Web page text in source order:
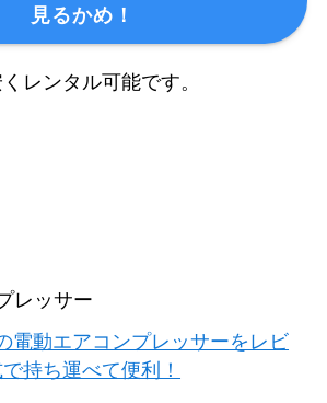
見るかめ！
レンタル可能です。
レッサー
電動エアコンプレッサーをレビ
持ち運べて便利！